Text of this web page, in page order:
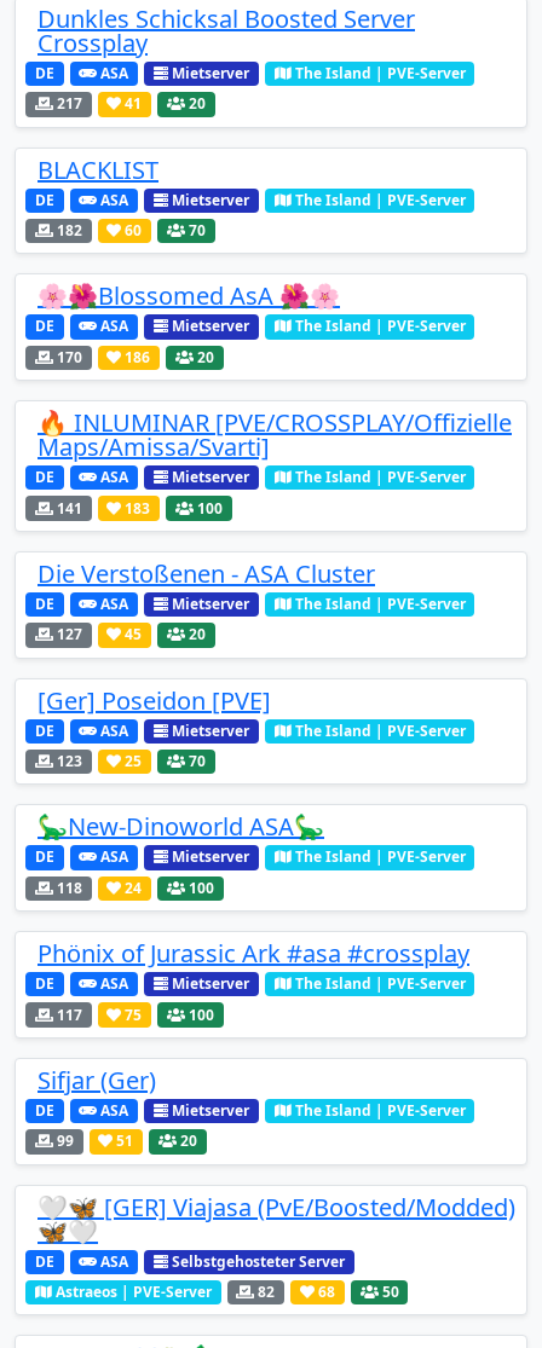
Dunkles Schicksal Boosted Server
Crossplay
DE ASA Mietserver
The Island | PVE-Server
217
41 20
BLACKLIST
DE ASA Mietserver
The Island | PVE-Server
182
60 70
🌸🌺Blossomed AsA 🌺🌸
DE ASA Mietserver
The Island | PVE-Server
170
186 20
🔥 INLUMINAR [PVE/CROSSPLAY/Offizielle
Maps/Amissa/Svarti]
DE ASA Mietserver
The Island | PVE-Server
141
183 100
Die Verstoßenen - ASA Cluster
DE ASA Mietserver
The Island | PVE-Server
127
45 20
[Ger] Poseidon [PVE]
DE ASA Mietserver
The Island | PVE-Server
123
25 70
🦕New-Dinoworld ASA🦕
DE ASA Mietserver
The Island | PVE-Server
118
24 100
Phönix of Jurassic Ark #asa #crossplay
DE ASA Mietserver
The Island | PVE-Server
117
75 100
Sifjar (Ger)
DE ASA Mietserver
The Island | PVE-Server
99
51 20
🤍🦋 [GER] Viajasa (PvE/Boosted/Modded)
🦋🤍
DE ASA
Selbstgehosteter Server
Astraeos | PVE-Server
82 68 50